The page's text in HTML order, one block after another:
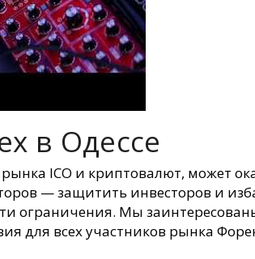
в Одессе
ICO и криптовалют, может
— защитить инвесторов и
ограничения. Мы
для всех участников рынка